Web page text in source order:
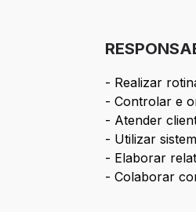
- Realizar
- Controlar e
- Atender
- Utilizar
- Elaborar
- Colaborar